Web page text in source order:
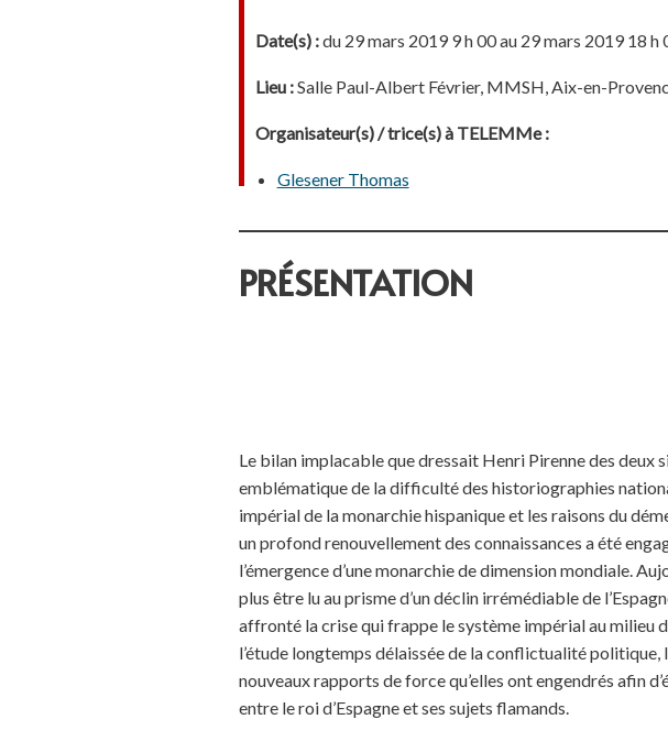
Date(s) :du 29 mars 2019 9 h 00 au 29 mars 2019 18 h
Lieu :Salle Paul-Albert Février, MMSH, Aix-en-
Organisateur(s) / trice(s) à TELEMMe :
Glesener Thomas
PRÉSENTATION
Le bilan implacable que dressait Henri Pirenne des deux
emblématique de la difficulté des historiographies
impérial de la monarchie hispanique et les raisons du
un profond renouvellement des connaissances a été
l’émergence d’une monarchie de dimension mondiale.
plus être lu au prisme d’un déclin irrémédiable de
affronté la crise qui frappe le système impérial au milieu
l’étude longtemps délaissée de la conflictualité
nouveaux rapports de force qu’elles ont engendrés afin
entre le roi d’Espagne et ses sujets flamands.